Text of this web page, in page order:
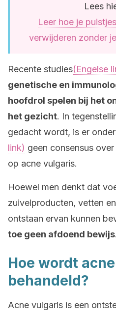
Lees
Leer hoe je
verwijderen zonder
Recente studies(Engelse
genetische en
hoofdrol spelen bij het
het gezicht. In
gedacht wordt, is er
link) geen consensus
op acne vulgaris.
Hoewel men denkt dat
zuivelproducten, vetten
ontstaan ervan kunnen
toe geen afdoend bewijs.
Hoe wordt
behandeld?
Acne vulgaris is een